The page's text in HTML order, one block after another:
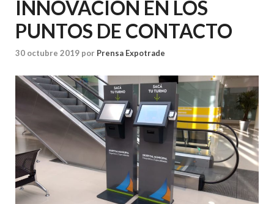
INNOVACIÓN EN LOS
PUNTOS DE CONTACTO
30 octubre 2019 por Prensa Expotrade